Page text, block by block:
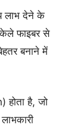
लाभ देने के
केले फाइबर से
बनाने में
है, जो